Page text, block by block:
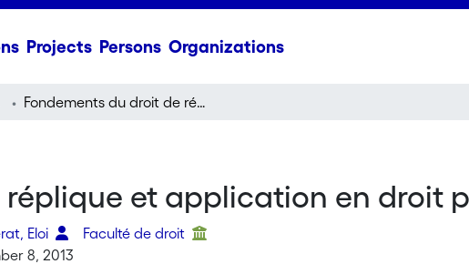
Projects Persons Organizations
Fondements du droit de réplique et application en droit public
réplique et application en droit
Eloi
Faculté de droit
8, 2013